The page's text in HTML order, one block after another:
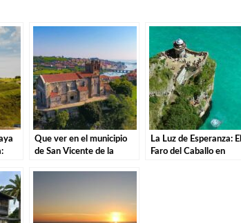
Que ver en el municipio
de San Vicente de la
La Luz de Esperanza: El
Faro del Caballo en